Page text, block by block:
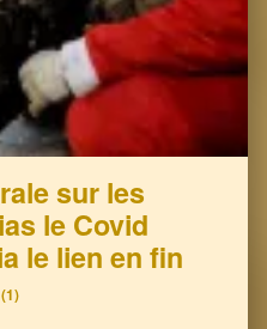
sur les
le Covid
le lien en fin